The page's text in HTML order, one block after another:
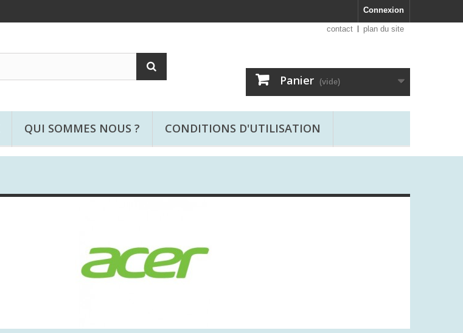
Connexion
contact plan du site
Panier (vide)
QUI SOMMES NOUS ? CONDITIONS D'UTILISATION